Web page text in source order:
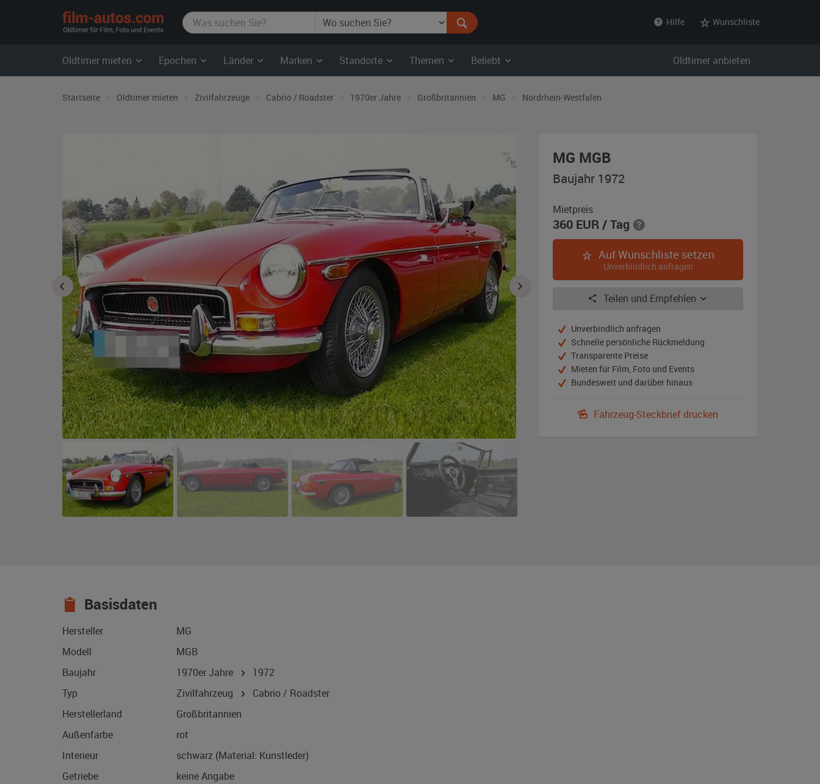
film-
autos.com
Hilfe Wunschliste
Oldtimer mieten Epochen Länder Marken Standorte Themen Beliebt Oldtimer anbieten
Startseite Oldtimer mieten Zivilfahrzeuge Cabrio / Roadster 1970er Jahre Großbritannien MG Nordrhein-Westfalen
MG MGB,
Baujahr
Baujahr 1972
Mietpreis
360 EUR/ Tag
Auf Wunschliste setzen
Unverbindlich anfragen
Teilen und Empfehlen
Unverbindlich anfragen
Schnelle persönliche Rückmeldung
Transparente Preise
Mieten für Film, Foto und Events
Bundesweit und darüber hinaus
Fahrzeug-Steckbrief drucken
Basisdaten
Hersteller
MG
Modell
MGB
Baujahr
1970er Jahre
1972
Typ
Zivilfahrzeug
Cabrio / Roadster
Herstellerland
Großbritannien
Außenfarbe
rot
Interieur
schwarz (Material: Kunstleder)
Getriebe
keine Angabe